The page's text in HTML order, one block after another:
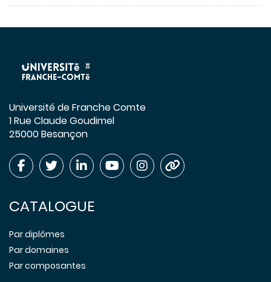
Université de Franche Comte
1 Rue Claude Goudimel
25000 Besançon
CATALOGUE
Par diplômes
Par domaines
Par composantes